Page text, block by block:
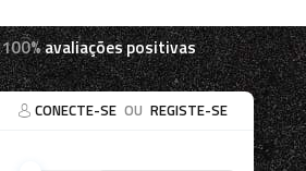
100%avaliações positivas
CONECTE-SE OU REGISTE-SE